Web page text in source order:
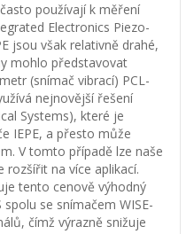
používají k měření
Electronics Piezo-
jsou však relativně drahé,
mohlo představovat
(snímač vibrací) PCL-
nejnovější řešení
Systems), které je
IEPE, a přesto může
V tomto případě lze naše
rozšířit na více aplikací.
tento cenově výhodný
se snímačem WISE-
čímž výrazně snižuje